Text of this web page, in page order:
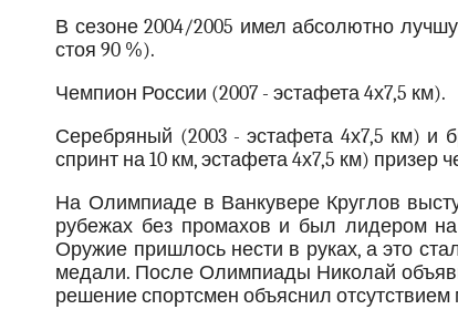
В сезоне 2004/2005 имел абсолютно
стоя 90 %).
Чемпион России (2007 - эстафета 4х7,5 км).
Серебряный (2003 - эстафета 4х7,5 км) и
спринт на 10 км, эстафета 4х7,5 км) призер
На Олимпиаде в Ванкувере Круглов
рубежах без промахов и был лидером
Оружие пришлось нести в руках, а это
медали. После Олимпиады Николай
решение спортсмен объяснил отсутствием